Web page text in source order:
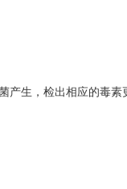
生，检出相应的毒素